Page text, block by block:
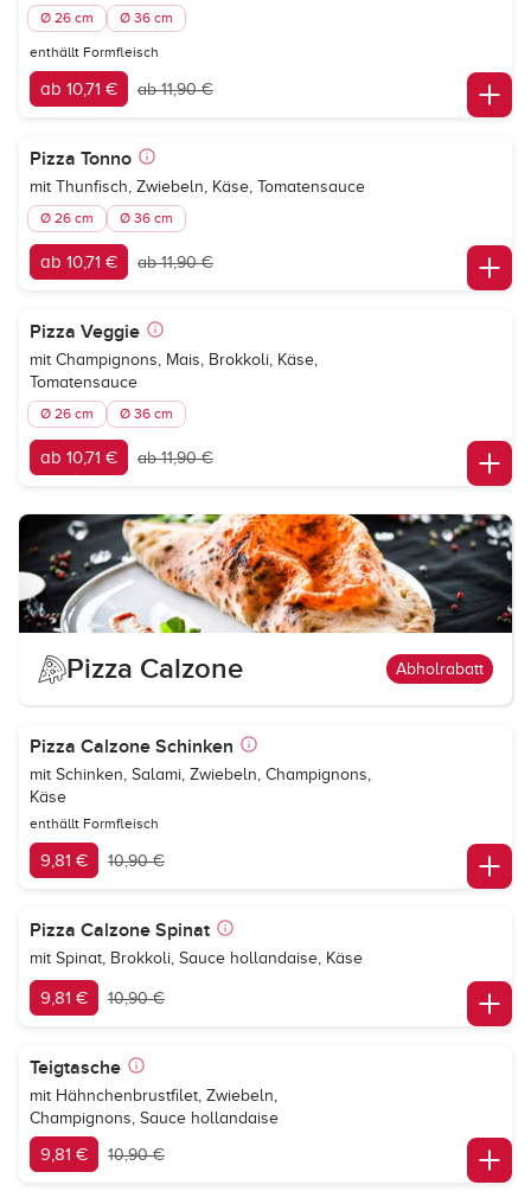
Ø 26 cm Ø 36 cm
enthällt Formfleisch
ab 10,71 € ab 11,90 €
Pizza Tonno
mit Thunfisch, Zwiebeln, Käse, Tomatensauce
Ø 26 cm Ø 36 cm
ab 10,71 € ab 11,90 €
Pizza Veggie
mit Champignons, Mais, Brokkoli, Käse,
Tomatensauce
Ø 26 cm Ø 36 cm
ab 10,71 € ab 11,90 €
Pizza Calzone Abholrabatt
Pizza Calzone Schinken
mit Schinken, Salami, Zwiebeln, Champignons,
Käse
enthällt Formfleisch
9,81 € 10,90 €
Pizza Calzone Spinat
mit Spinat, Brokkoli, Sauce hollandaise, Käse
9,81 € 10,90 €
Teigtasche
mit Hähnchenbrustfilet, Zwiebeln,
Champignons, Sauce hollandaise
9,81 € 10,90 €